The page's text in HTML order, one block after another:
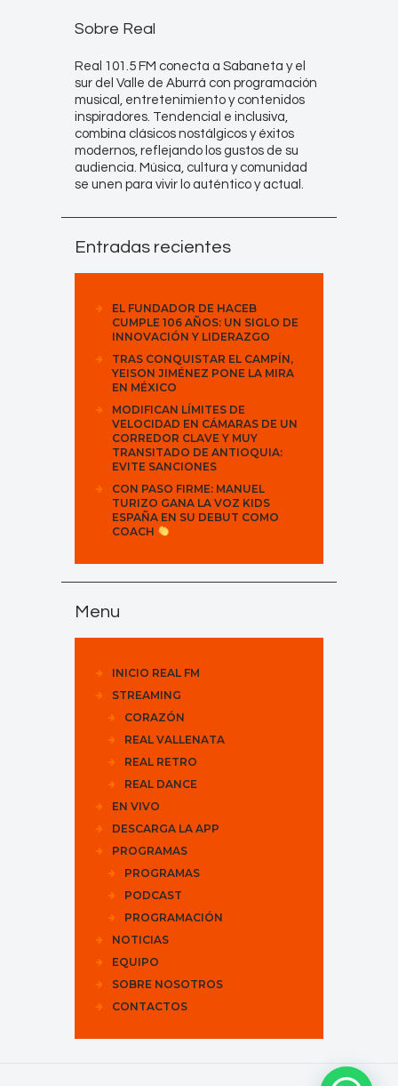
Sobre Real
Real 101.5 FM conecta a Sabaneta y el
sur del Valle de Aburrá con programación
musical, entretenimiento y contenidos
inspiradores. Tendencial e inclusiva,
combina clásicos nostálgicos y éxitos
modernos, reflejando los gustos de su
audiencia. Música, cultura y comunidad
se unen para vivir lo auténtico y actual.
Entradas recientes
EL FUNDADOR DE HACEB
CUMPLE 106 AÑOS: UN SIGLO DE
INNOVACIÓN Y LIDERAZGO
TRAS CONQUISTAR EL CAMPÍN,
YEISON JIMÉNEZ PONE LA MIRA
EN MÉXICO
MODIFICAN LÍMITES DE
VELOCIDAD EN CÁMARAS DE UN
CORREDOR CLAVE Y MUY
TRANSITADO DE ANTIOQUIA:
EVITE SANCIONES
CON PASO FIRME: MANUEL
TURIZO GANA LA VOZ KIDS
ESPAÑA EN SU DEBUT COMO
COACH
Menu
INICIO REAL FM
STREAMING
CORAZÓN
REAL VALLENATA
REAL RETRO
REAL DANCE
EN VIVO
DESCARGA LA APP
PROGRAMAS
PROGRAMAS
PODCAST
PROGRAMACIÓN
NOTICIAS
EQUIPO
SOBRE NOSOTROS
CONTACTOS